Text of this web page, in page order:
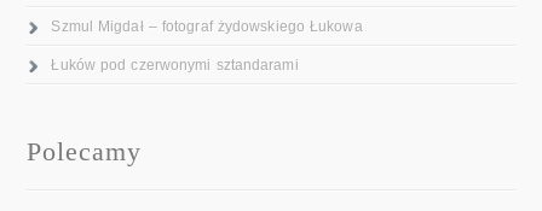
Szmul Migdał – fotograf żydowskiego Łukowa
Łuków pod czerwonymi sztandarami
Polecamy